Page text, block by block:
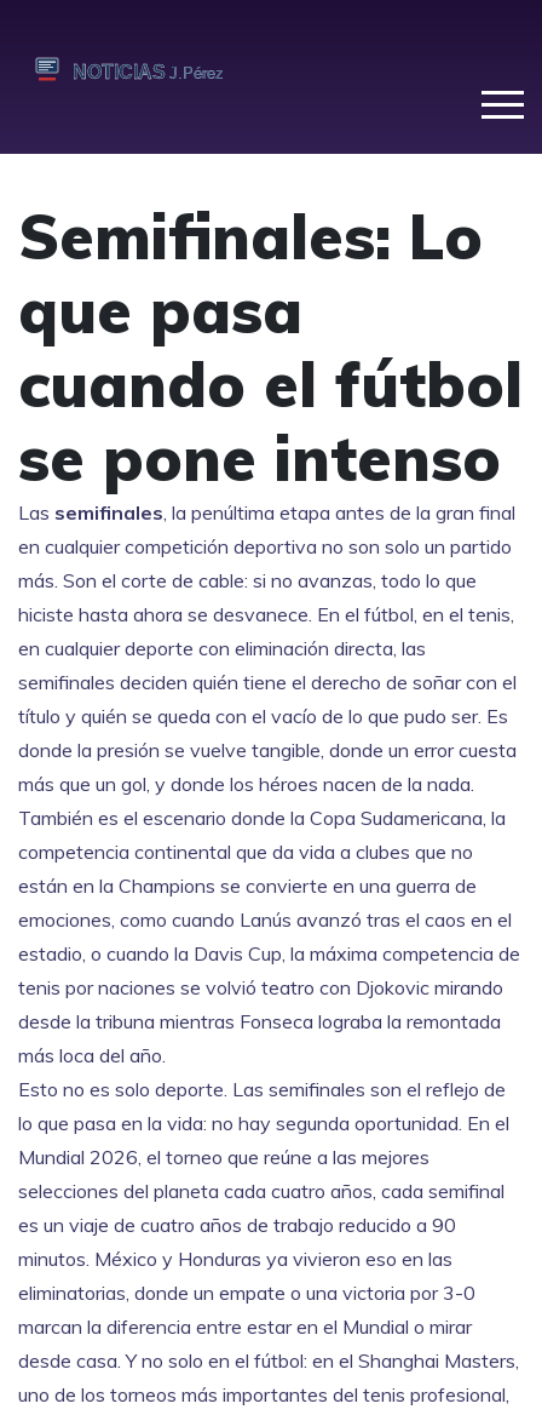
Semifinales: Lo
que pasa
cuando el fútbol
se pone intenso
Las semifinales, la penúltima etapa antes de la gran final
en cualquier competición deportiva no son solo un partido
más. Son el corte de cable: si no avanzas, todo lo que
hiciste hasta ahora se desvanece. En el fútbol, en el tenis,
en cualquier deporte con eliminación directa, las
semifinales deciden quién tiene el derecho de soñar con el
título y quién se queda con el vacío de lo que pudo ser. Es
donde la presión se vuelve tangible, donde un error cuesta
más que un gol, y donde los héroes nacen de la nada.
También es el escenario donde la Copa Sudamericana, la
competencia continental que da vida a clubes que no
están en la Champions se convierte en una guerra de
emociones, como cuando Lanús avanzó tras el caos en el
estadio, o cuando la Davis Cup, la máxima competencia de
tenis por naciones se volvió teatro con Djokovic mirando
desde la tribuna mientras Fonseca lograba la remontada
más loca del año.
Esto no es solo deporte. Las semifinales son el reflejo de
lo que pasa en la vida: no hay segunda oportunidad. En el
Mundial 2026, el torneo que reúne a las mejores
selecciones del planeta cada cuatro años, cada semifinal
es un viaje de cuatro años de trabajo reducido a 90
minutos. México y Honduras ya vivieron eso en las
eliminatorias, donde un empate o una victoria por 3-0
marcan la diferencia entre estar en el Mundial o mirar
desde casa. Y no solo en el fútbol: en el Shanghai Masters,
uno de los torneos más importantes del tenis profesional,